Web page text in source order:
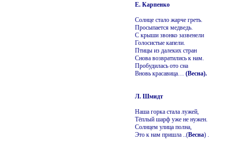
Е. Карпенко
Солнце стало жарче греть.
Просыпается медведь.
С крыши звонко зазвенели
Голосистые капели.
Птицы из далеких стран
Снова возвратились к нам.
Пробудилась ото сна
Вновь красавица… (Весна).
Л. Шмидт
Наша горка стала лужей,
Тёплый шарф уже не нужен.
Солнцем улица полна,
Это к нам пришла ..(Весна) .